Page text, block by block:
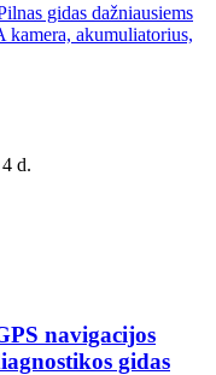
gidas dažniausiems
kamera, akumuliatorius,
d.
navigacijos
gidas